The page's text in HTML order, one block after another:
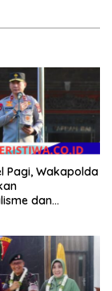
Pagi, Wakapolda
dan